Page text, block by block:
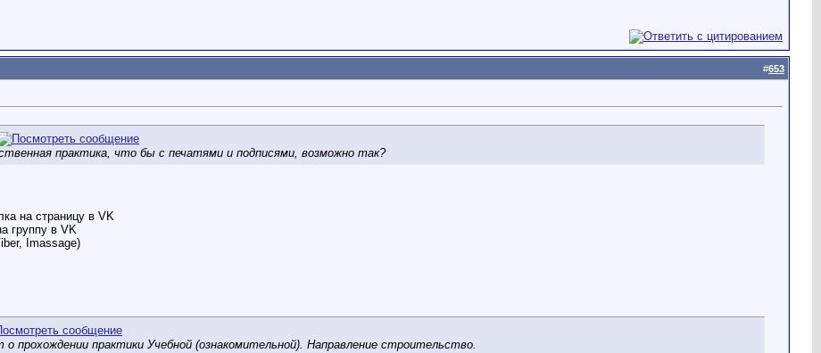
#653
практика, что бы с печатями и подписями, возможно так?
на страницу в VK
группу в VK
Imassage)
прохождении практики Учебной (ознакомительной). Направление строительство.